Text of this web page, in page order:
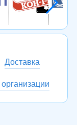
Доставка